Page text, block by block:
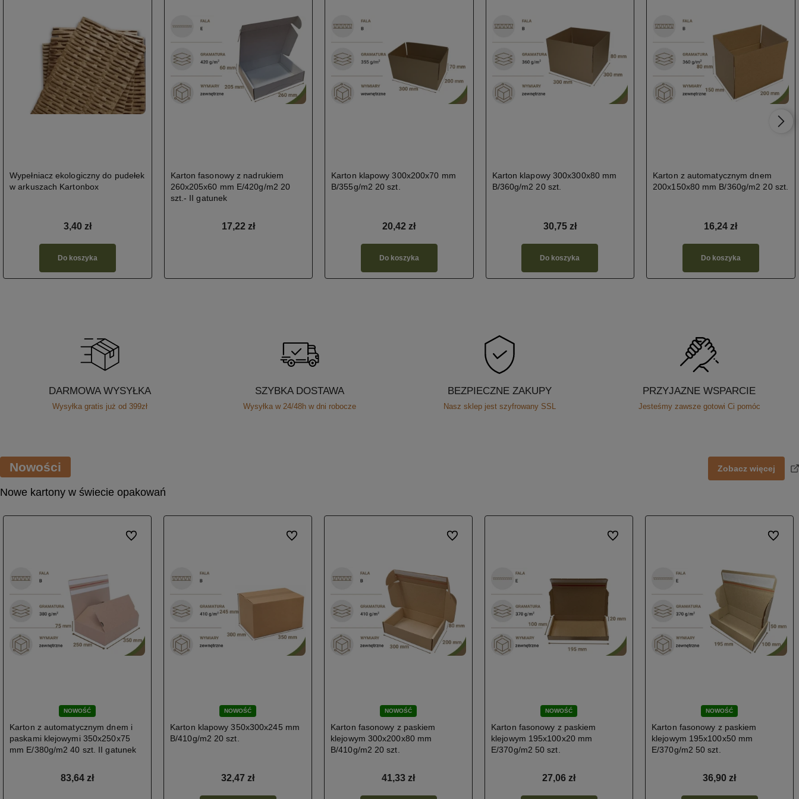
Wypełniacz ekologiczny do pudełek
w arkuszach Kartonbox
3,40 zł
Do koszyka
Karton fasonowy z nadrukiem
260x205x60 mm E/420g/m2 20
szt.- II gatunek
17,22 zł
Karton klapowy 300x200x70 mm
B/355g/m2 20 szt.
20,42 zł
Do koszyka
Karton klapowy 300x300x80 mm
B/360g/m2 20 szt.
30,75 zł
Do koszyka
Karton z automatycznym dnem
200x150x80 mm B/360g/m2 20 szt.
16,24 zł
Do koszyka
DARMOWA WYSYŁKA
Wysyłka gratis już od 399zł
SZYBKA DOSTAWA
Wysyłka w 24/48h w dni robocze
BEZPIECZNE ZAKUPY
Nasz sklep jest szyfrowany SSL
PRZYJAZNE WSPARCIE
Jesteśmy zawsze gotowi Ci pomóc
Nowości Zobacz więcej
Nowe kartony w świecie opakowań
NOWOŚĆ
Karton z automatycznym dnem i
paskami klejowymi 350x250x75
mm E/380g/m2 40 szt. II gatunek
83,64 zł
Do ulubionych
NOWOŚĆ
Karton klapowy 350x300x245 mm
B/410g/m2 20 szt.
32,47 zł
Do ulubionych
NOWOŚĆ
Karton fasonowy z paskiem
klejowym 300x200x80 mm
B/410g/m2 20 szt.
41,33 zł
Do ulubionych
NOWOŚĆ
Karton fasonowy z paskiem
klejowym 195x100x20 mm
E/370g/m2 50 szt.
27,06 zł
Do ulubionych
NOWOŚĆ
Karton fasonowy z paskiem
klejowym 195x100x50 mm
E/370g/m2 50 szt.
36,90 zł
Do